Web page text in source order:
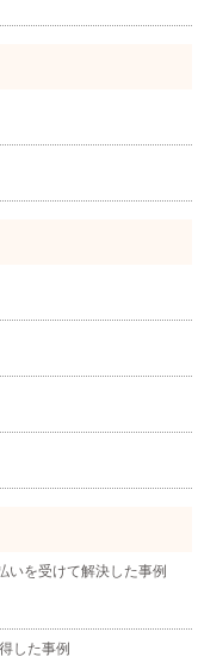
いを受けて解決した事例
した事例